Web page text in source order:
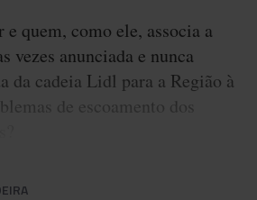
quem, como ele, associa a
vezes anunciada e nunca
da cadeia Lidl para a Região à
de escoamento dos